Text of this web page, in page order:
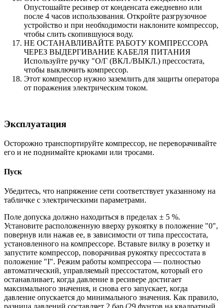
Опустошайте ресивер от конденсата ежедневно или
после 4 часов использования. Откройте разгрузочное
устройство и при необходимости наклоните компрессор,
чтобы слить скопившуюся воду.
НЕ ОСТАНАВЛИВАЙТЕ РАБОТУ КОМПРЕССОРА
ЧЕРЕЗ ВЫДЕРГИВАНИЕ КАБЕЛЯ ПИТАНИЯ
Используйте ручку "О/Г (ВКЛ./ВЫКЛ.) прессостата,
чтобы выключить компрессор.
Этот компрессор нужно заземлить для защиты оператора
от поражения электрическим током.
Эксплуатация
Осторожно транспортируйте компрессор, не переворачивайте
его и не поднимайте крюками или тросами.
Пуск
Убедитесь, что напряжение сети соответствует указанному на
табличке с электрическими параметрами.
Поле допуска должно находиться в пределах ± 5 %.
Установите расположенную вверху рукоятку в положение "0",
повернув или нажав ее, в зависимости от типа прессостата,
установленного на компрессоре. Вставьте вилку в розетку и
запустите компрессор, поворачивая рукоятку прессостата в
положение "I". Режим работы компрессора — полностью
автоматический, управляемый прессостатом, который его
останавливает, когда давление в ресивере достигает
максимального значения, и снова его запускает, когда
давление опускается до минимального значения. Как правило,